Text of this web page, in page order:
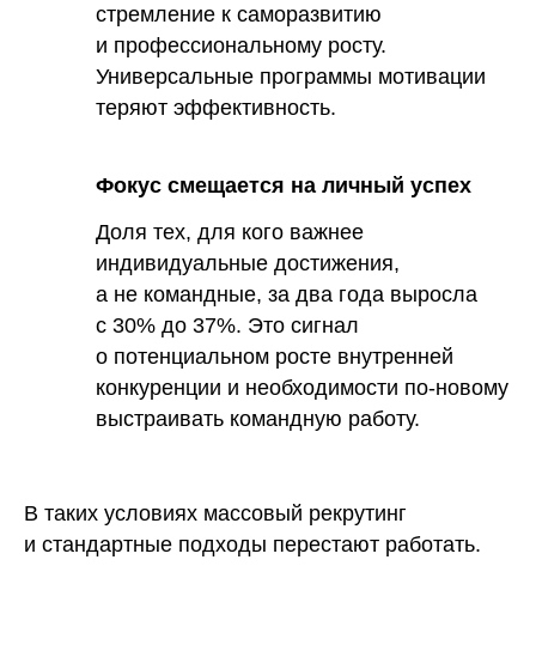
стремление к саморазвитию
и профессиональному росту.
Универсальные программы мотивации
теряют эффективность.
Фокус смещается на личный успех
Доля тех, для кого важнее
индивидуальные достижения,
а не командные, за два года выросла
с 30% до 37%. Это сигнал
о потенциальном росте внутренней
конкуренции и необходимости по-новому
выстраивать командную работу.
В таких условиях массовый рекрутинг
и стандартные подходы перестают работать.